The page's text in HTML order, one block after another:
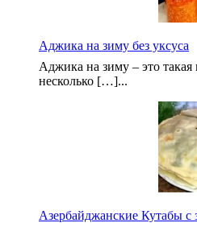
Аджика на зиму без уксуса
Аджика на зиму – это такая
несколько […]...
Азербайджанские Кутабы с